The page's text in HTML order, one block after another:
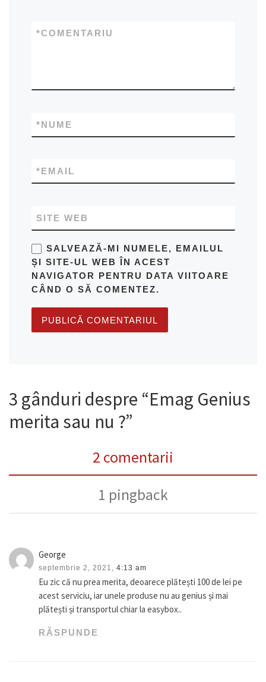
COMENTARIU
*
NUME
*
EMAIL
*
SITE WEB
SALVEAZĂ-MI NUMELE, EMAILUL
ȘI SITE-UL WEB ÎN ACEST
NAVIGATOR PENTRU DATA VIITOARE
CÂND O SĂ COMENTEZ.
3 gânduri despre “Emag Genius
merita sau nu ?”
2 comentarii
1 pingback
George
septembrie 2, 2021, 4:13 am
Eu zic că nu prea merita, deoarece plătești 100 de lei pe
acest serviciu, iar unele produse nu au genius și mai
plătești și transportul chiar la easybox..
RĂSPUNDE